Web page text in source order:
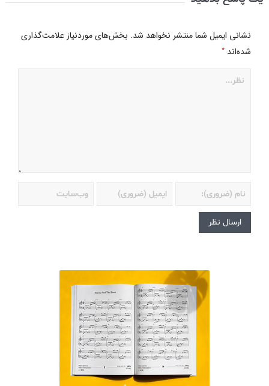
نشانی ایمیل شما منتشر نخواهد شد. بخش‌های موردنیاز علامت‌گذاری
شده‌اند *